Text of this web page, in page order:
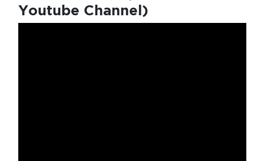
Youtube Channel)